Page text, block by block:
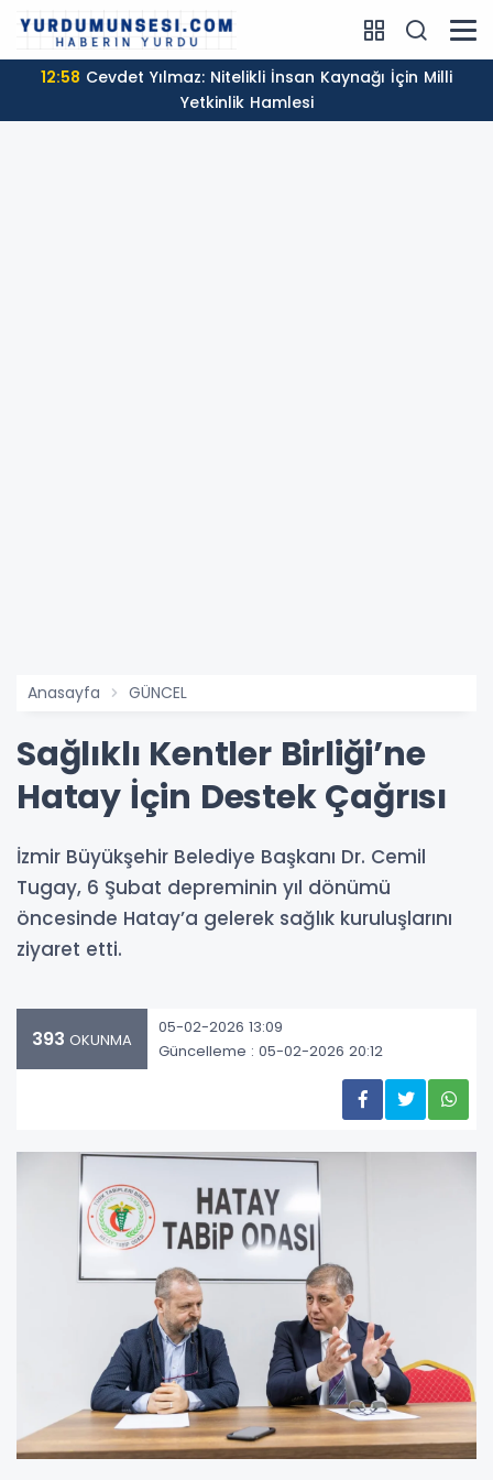
12:58
Yetkinlik Hamlesi
Anasayfa GÜNCEL
Sağlıklı Kentler Birliği’ne
Hatay İçin Destek Çağrısı
İzmir Büyükşehir Belediye Başkanı Dr. Cemil
Tugay, 6 Şubat depreminin yıl dönümü
öncesinde Hatay’a gelerek sağlık kuruluşlarını
ziyaret etti.
393 OKUNMA
05-02-2026 13:09
Güncelleme : 05-02-2026 20:12